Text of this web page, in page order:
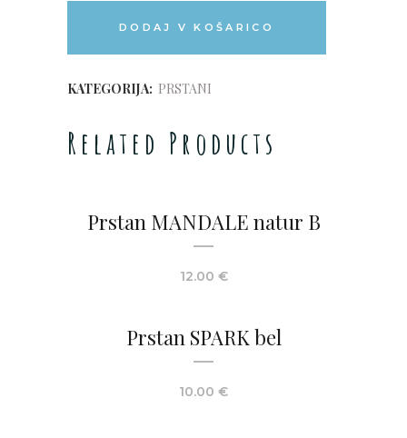
DODAJ V KOŠARICO
KATEGORIJA: PRSTANI
Related Products
Prstan MANDALE natur B
12.00 €
Prstan SPARK bel
10.00 €